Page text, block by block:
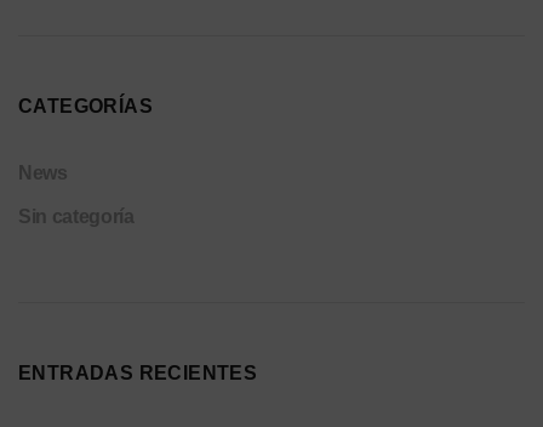
CATEGORÍAS
News
Sin categoría
ENTRADAS RECIENTES